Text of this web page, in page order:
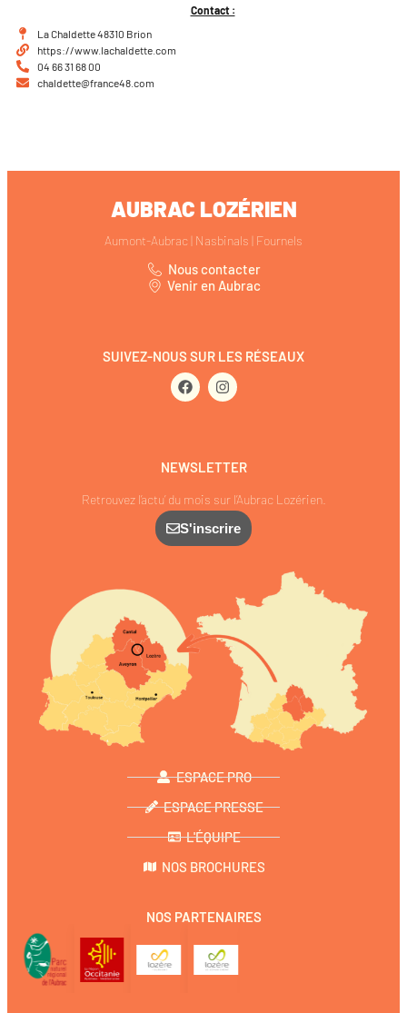
Contact :
La Chaldette 48310 Brion
https://www.lachaldette.com
04 66 31 68 00
chaldette@france48.com
AUBRAC LOZÉRIEN
Aumont-Aubrac | Nasbinals | Fournels
Nous contacter
Venir en Aubrac
SUIVEZ-NOUS SUR LES RÉSEAUX
NEWSLETTER
Retrouvez l’actu’ du mois sur l’Aubrac Lozérien.
S'inscrire
ESPACE PRO
ESPACE PRESSE
L'ÉQUIPE
NOS BROCHURES
NOS PARTENAIRES